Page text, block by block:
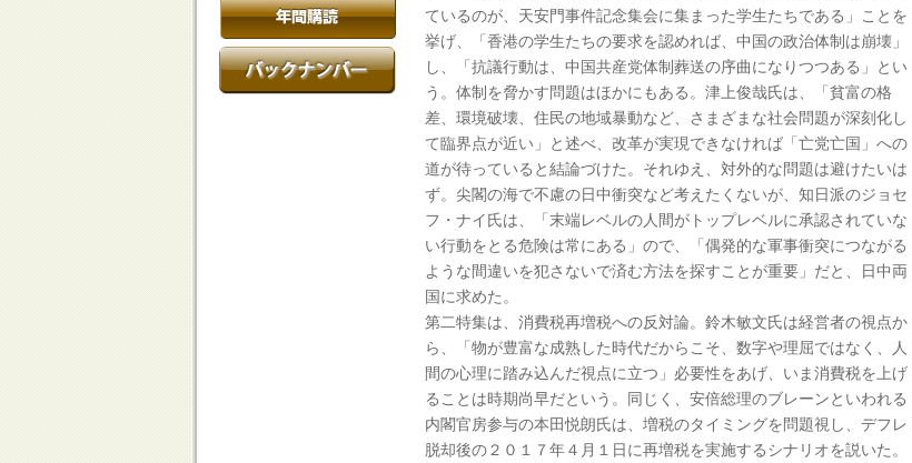
ているのが、天安門事件記念集会に集まった学生たちである」ことを
挙げ、「香港の学生たちの要求を認めれば、中国の政治体制は崩壊」
し、「抗議行動は、中国共産党体制葬送の序曲になりつつある」とい
う。体制を脅かす問題はほかにもある。津上俊哉氏は、「貧富の格
差、環境破壊、住民の地域暴動など、さまざまな社会問題が深刻化し
て臨界点が近い」と述べ、改革が実現できなければ「亡党亡国」への
道が待っていると結論づけた。それゆえ、対外的な問題は避けたいは
ず。尖閣の海で不慮の日中衝突など考えたくないが、知日派のジョセ
フ・ナイ氏は、「末端レベルの人間がトップレベルに承認されていな
い行動をとる危険は常にある」ので、「偶発的な軍事衝突につながる
ような間違いを犯さないで済む方法を探すことが重要」だと、日中両
国に求めた。
第二特集は、消費税再増税への反対論。鈴木敏文氏は経営者の視点か
ら、「物が豊富な成熟した時代だからこそ、数字や理屈ではなく、人
間の心理に踏み込んだ視点に立つ」必要性をあげ、いま消費税を上げ
ることは時期尚早だという。同じく、安倍総理のブレーンといわれる
内閣官房参与の本田悦朗氏は、増税のタイミングを問題視し、デフレ
脱却後の２０１７年４月１日に再増税を実施するシナリオを説いた。